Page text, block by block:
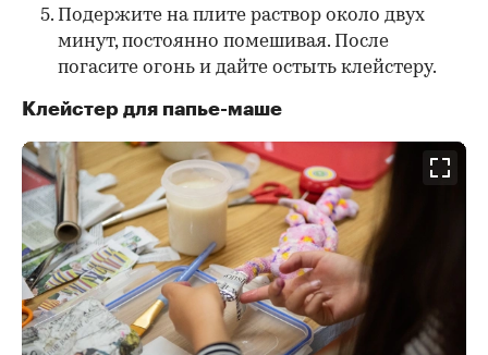
Подержите на плите раствор около двух
минут, постоянно помешивая. После
погасите огонь и дайте остыть клейстеру.
Клейстер для папье-маше